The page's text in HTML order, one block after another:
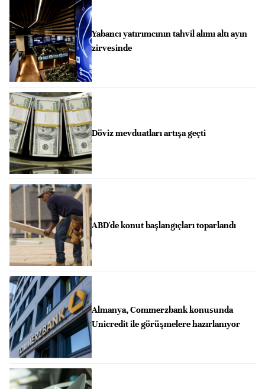
Yabancı yatırımcının tahvil alımı altı ayın
zirvesinde
Döviz mevduatları artışa geçti
ABD'de konut başlangıçları toparlandı
Almanya, Commerzbank konusunda
Unicredit ile görüşmelere hazırlanıyor